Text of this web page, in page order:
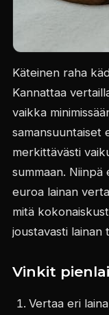
Käteinen raha
Kannattaa
vaikka
samansuuntaiset
merkittävästi
summaan.
euroa lainan
mitä
joustavasti lainan
Vinkit
Vertaa eri